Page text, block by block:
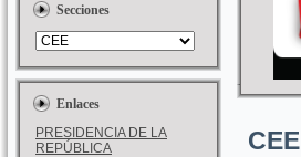
Secciones
Enlaces
PRESIDENCIA DE LA
REPÚBLICA
CEE